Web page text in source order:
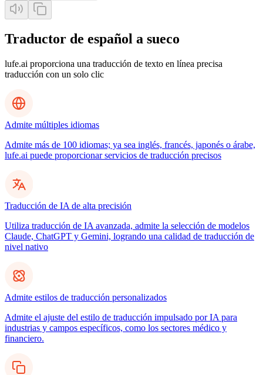
Traductor de español a sueco
lufe.ai proporciona una traducción de texto en línea precisa
traducción con un solo clic
Admite múltiples idiomas
Admite más de 100 idiomas; ya sea inglés, francés, japonés o árabe,
lufe.ai puede proporcionar servicios de traducción precisos
Traducción de IA de alta precisión
Utiliza traducción de IA avanzada, admite la selección de modelos
Claude, ChatGPT y Gemini, logrando una calidad de traducción de
nivel nativo
Admite estilos de traducción personalizados
Admite el ajuste del estilo de traducción impulsado por IA para
industrias y campos específicos, como los sectores médico y
financiero.